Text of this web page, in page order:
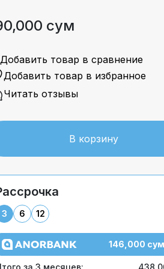
сум
Добавить товар в сравнение
Добавить товар в избранное
Читать отзывы
В корзину
3 6 12
146,000